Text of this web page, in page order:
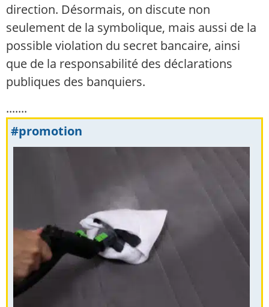
direction. Désormais, on discute non
seulement de la symbolique, mais aussi de la
possible violation du secret bancaire, ainsi
que de la responsabilité des déclarations
publiques des banquiers.
.......
#promotion